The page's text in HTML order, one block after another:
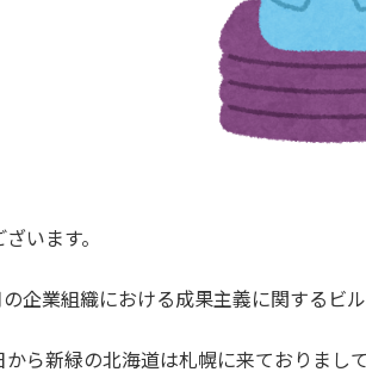
います。
企業組織における成果主義に関するビ
から新緑の北海道は札幌に来ておりまし